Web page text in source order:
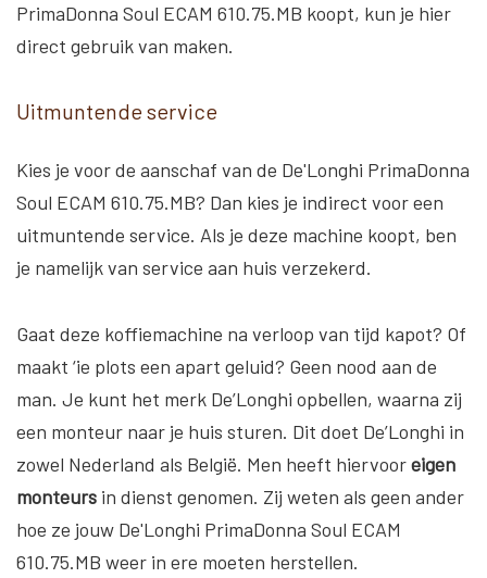
PrimaDonna Soul ECAM 610.75.MB koopt, kun je hier
direct gebruik van maken.
Uitmuntende service
Kies je voor de aanschaf van de De'Longhi PrimaDonna
Soul ECAM 610.75.MB? Dan kies je indirect voor een
uitmuntende service. Als je deze machine koopt, ben
je namelijk van service aan huis verzekerd.
Gaat deze koffiemachine na verloop van tijd kapot? Of
maakt ‘ie plots een apart geluid? Geen nood aan de
man. Je kunt het merk De’Longhi opbellen, waarna zij
een monteur naar je huis sturen. Dit doet De’Longhi in
zowel Nederland als België. Men heeft hiervooreigen
monteurs in dienst genomen. Zij weten als geen ander
hoe ze jouw De'Longhi PrimaDonna Soul ECAM
610.75.MB weer in ere moeten herstellen.